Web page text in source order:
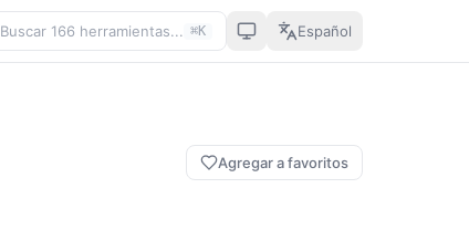
Buscar 166 herramientas... ⌘K Español
Agregar a favoritos